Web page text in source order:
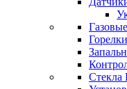
Горелки
Стекла